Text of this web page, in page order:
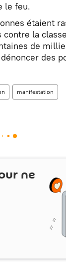
le feu.
étaient
la
de
des
manifestation
ne